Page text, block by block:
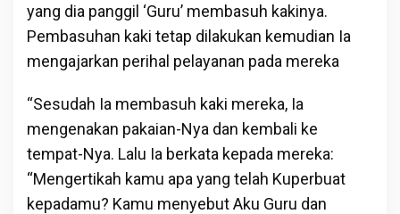
yang dia panggil ‘Guru’ membasuh kakinya.
Pembasuhan kaki tetap dilakukan kemudian Ia
mengajarkan perihal pelayanan pada mereka
“Sesudah Ia membasuh kaki mereka, Ia
mengenakan pakaian-Nya dan kembali ke
tempat-Nya. Lalu Ia berkata kepada mereka:
“Mengertikah kamu apa yang telah Kuperbuat
kepadamu? Kamu menyebut Aku Guru dan